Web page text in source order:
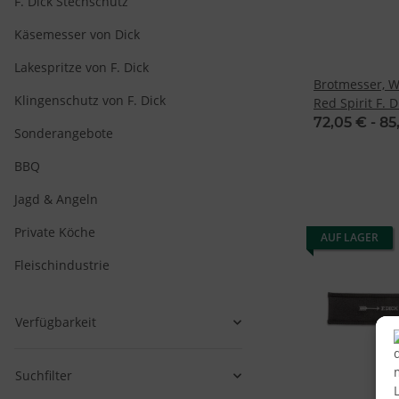
Brotmesser,
Red Spirit F.
72,05 € -
AUF LAGER
Käsemesser von Dick
Lakespritze von F. Dick
Klingenschutz von F. Dick
Sonderangebote
BBQ
Jagd & Angeln
Private Köche
Fleischindustrie
Verfügbarkeit
Suchfilter